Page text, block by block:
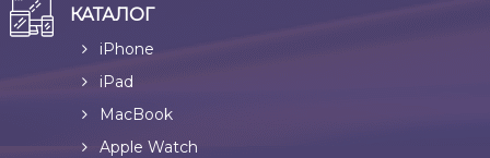
КАТАЛОГ
iPhone
iPad
MacBook
Apple Watch